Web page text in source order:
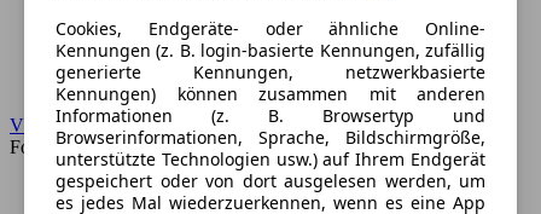
VW
Forum
Cookies, Endgeräte- oder ähnliche Online-
Kennungen (z. B. login-basierte Kennungen, zufällig
generierte Kennungen, netzwerkbasierte
Kennungen) können zusammen mit anderen
Informationen (z. B. Browsertyp und
Browserinformationen, Sprache, Bildschirmgröße,
unterstützte Technologien usw.) auf Ihrem Endgerät
gespeichert oder von dort ausgelesen werden, um
es jedes Mal wiederzuerkennen, wenn es eine App